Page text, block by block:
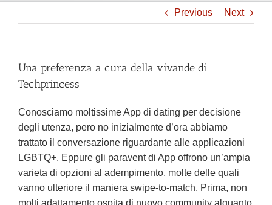
Previous Next
Una preferenza a cura della vivande di
Techprincess
Conosciamo moltissime App di dating per decisione
degli utenza, pero no inizialmente d’ora abbiamo
trattato il conversazione riguardante alle applicazioni
LGBTQ+. Eppure gli paravent di App offrono un’ampia
varieta di opzioni al adempimento, molte delle quali
vanno ulteriore il maniera swipe-to-match. Prima, non
molti adattamento ospita di nuovo community alquanto